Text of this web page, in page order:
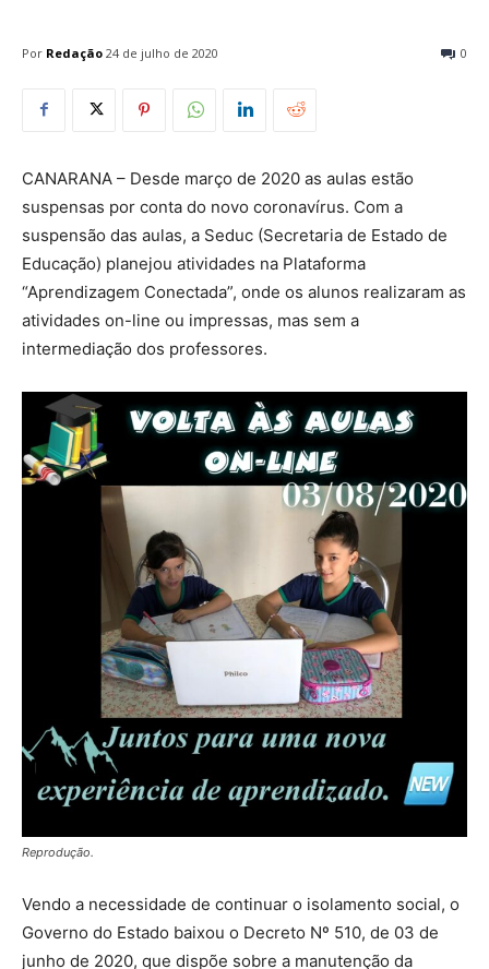
Por Redação 0
24 de julho de 2020
CANARANA – Desde março de 2020 as aulas estão
suspensas por conta do novo coronavírus. Com a
suspensão das aulas, a Seduc (Secretaria de Estado de
Educação) planejou atividades na Plataforma
“Aprendizagem Conectada”, onde os alunos realizaram as
atividades on-line ou impressas, mas sem a
intermediação dos professores.
Reprodução.
Vendo a necessidade de continuar o isolamento social, o
Governo do Estado baixou o Decreto Nº 510, de 03 de
junho de 2020, que dispõe sobre a manutenção da